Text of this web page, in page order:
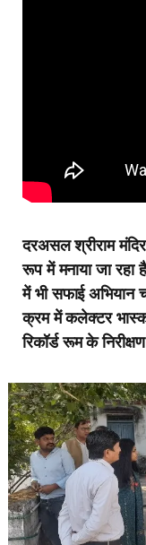
दरअसल श्रीराम
रूप में मनाया जा रहा
में भी सफाई अभियान
क्रम में कलेक्टर
रिकॉर्ड रूम के